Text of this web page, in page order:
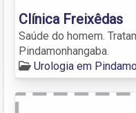
Clínica Freixêdas
Saúde do homem.
Pindamonhangaba.
Urologia em